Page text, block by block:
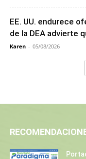
EE. UU. endurece
de la DEA advierte
Karen - 05/08/2026